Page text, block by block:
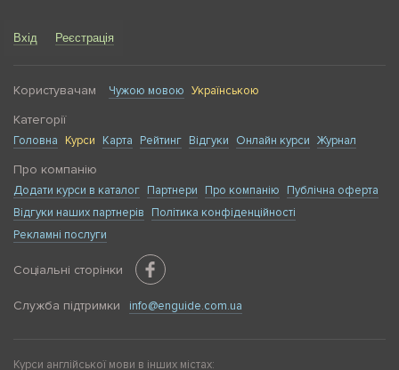
Enguide ви легко знайдете хороші курси англійської у
Вхід Реєстрація
Користувачам Чужою мовою Українською
Категорії
Головна Курси Карта Рейтинг Відгуки Онлайн курси Журнал
Про компанію
Додати курси в каталог Партнери Про компанію
Публічна оферта
Відгуки наших партнерів
Політика конфіденційності
Рекламні послуги
Соціальні сторінки
Служба підтримки info@enguide.com.ua
Курси англійської мови в інших містах: